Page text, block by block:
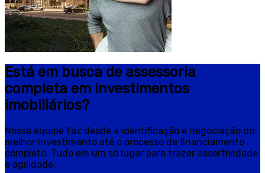
Está em busca de assessoria
completa em investimentos
imobiliários?
Nossa equipe faz desde a identificação e negociação do
melhor investimento até o processo de financiamento
completo. Tudo em um só lugar para trazer assertividade
e agilidade.